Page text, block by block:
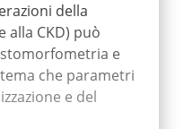
della
alla CKD) può
e
che parametri
e del